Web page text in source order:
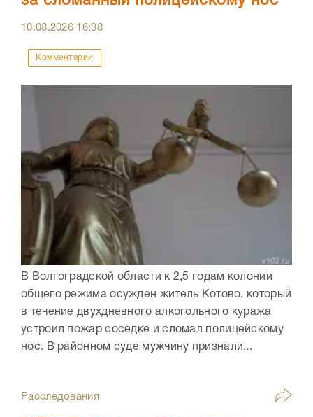
10.08.2026 16:38
Комментарии
В Волгоградской области к 2,5 годам колонии
общего режима осужден житель Котово, который
в течение двухдневного алкогольного куража
устроил пожар соседке и сломал полицейскому
нос. В районном суде мужчину признали...
Расследования